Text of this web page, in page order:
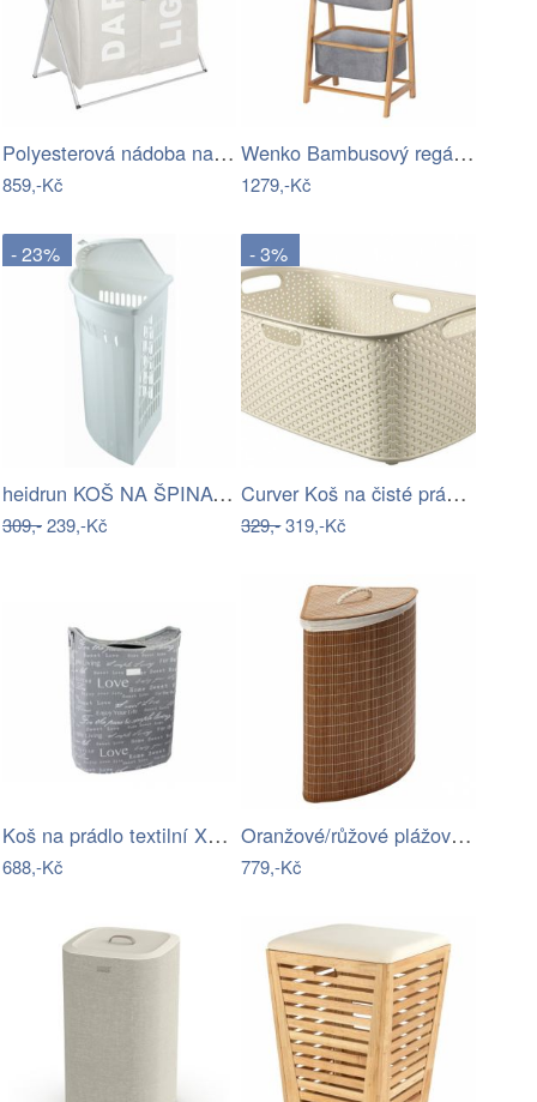
Polyesterová nádoba na špinavé prádlo…
859,-Kč
Wenko Bambusový regál s 1 policí a 2…
1279,-Kč
- 23%
heidrun KOŠ NA ŠPINAVÉ PRÁDLO 35L,…
309,-239,-Kč
- 3%
Curver Koš na čisté prádlo MY STYLE 47…
329,-319,-Kč
Koš na prádlo textilní X1379
688,-Kč
Oranžové/růžové plážové osušky v sadě 2…
779,-Kč